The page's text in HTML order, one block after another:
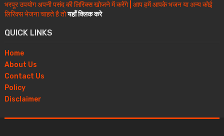
भरपूर उपयोग अपनी पसंद की लिरिक्स खोजने में करेंगे | आप हमें आपके भजन या अन्य कोई
लिरिक्स भेजना चाहते है तोयहाँ क्लिक करे
QUICK LINKS
Home
About Us
Contact Us
Policy
Disclaimer